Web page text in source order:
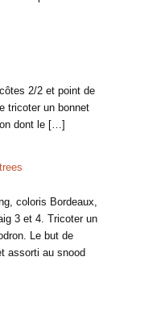
2/2 et point de
tricoter un bonnet
dont le […]
coloris Bordeaux,
3 et 4. Tricoter un
Le but de
assorti au snood